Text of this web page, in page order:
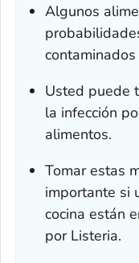
Algunos
Usted puede
la infección
alimentos.
Tomar estas
importante si
cocina están
por Listeria.